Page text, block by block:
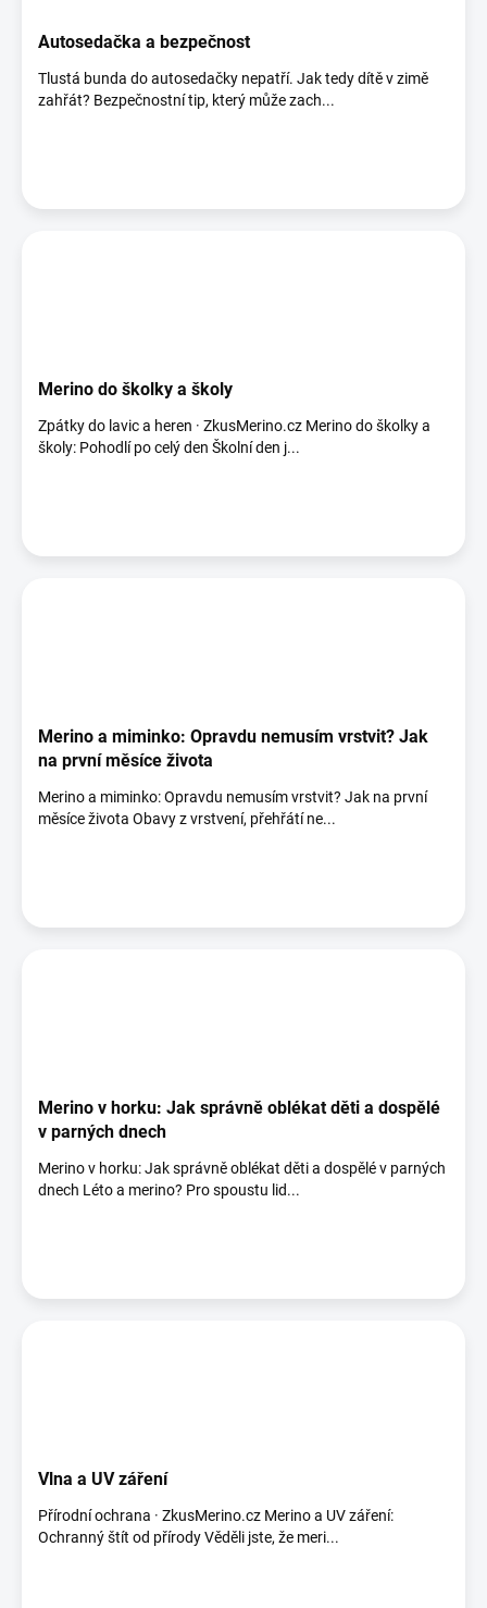
Autosedačka a bezpečnost
Tlustá bunda do autosedačky nepatří. Jak tedy dítě v zimě
zahřát? Bezpečnostní tip, který může zach...
Merino do školky a školy
Zpátky do lavic a heren · ZkusMerino.cz Merino do školky a
školy: Pohodlí po celý den Školní den j...
Merino a miminko: Opravdu nemusím vrstvit? Jak
na první měsíce života
Merino a miminko: Opravdu nemusím vrstvit? Jak na první
měsíce života Obavy z vrstvení, přehřátí ne...
Merino v horku: Jak správně oblékat děti a dospělé
v parných dnech
Merino v horku: Jak správně oblékat děti a dospělé v parných
dnech Léto a merino? Pro spoustu lid...
Vlna a UV záření
Přírodní ochrana · ZkusMerino.cz Merino a UV záření:
Ochranný štít od přírody Věděli jste, že meri...